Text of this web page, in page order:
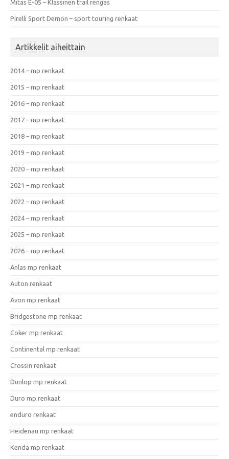
Mitas E-05 – Klassinen trail rengas
Pirelli Sport Demon – sport touring renkaat
Artikkelit aiheittain
2014 – mp renkaat
2015 – mp renkaat
2016 – mp renkaat
2017 – mp renkaat
2018 – mp renkaat
2019 – mp renkaat
2020 – mp renkaat
2021 – mp renkaat
2022 – mp renkaat
2024 – mp renkaat
2025 – mp renkaat
2026 – mp renkaat
Anlas mp renkaat
Auton renkaat
Avon mp renkaat
Bridgestone mp renkaat
Coker mp renkaat
Continental mp renkaat
Crossin renkaat
Dunlop mp renkaat
Duro mp renkaat
enduro renkaat
Heidenau mp renkaat
Kenda mp renkaat